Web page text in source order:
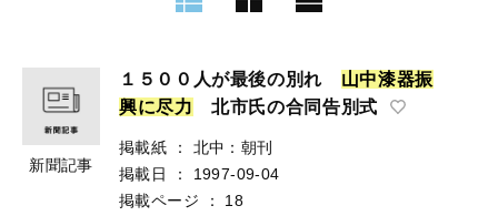
新聞記事
１５００人が最後の別れ 山中漆器振
興に尽力 北市氏の合同告別式
掲載紙 ：
北中：朝刊
掲載日
：
1997-09-04
掲載ページ
：
18